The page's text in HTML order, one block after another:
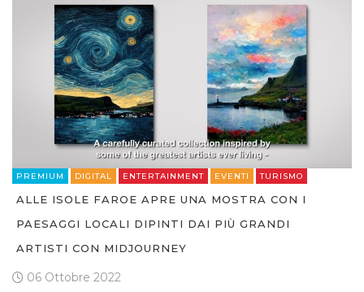
PREMIUM DIGITAL ENTERTAINMENT EVENTI TURISMO
ALLE ISOLE FAROE APRE UNA MOSTRA CON I
PAESAGGI LOCALI DIPINTI DAI PIÙ GRANDI
ARTISTI CON MIDJOURNEY
06 Ottobre 2022